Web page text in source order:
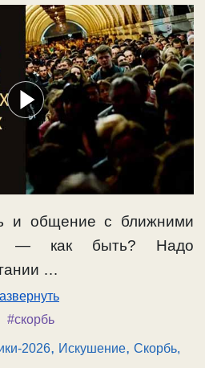
и общение с ближними
— как быть? Надо
…
#скорбь
2026, Искушение,Скорбь,